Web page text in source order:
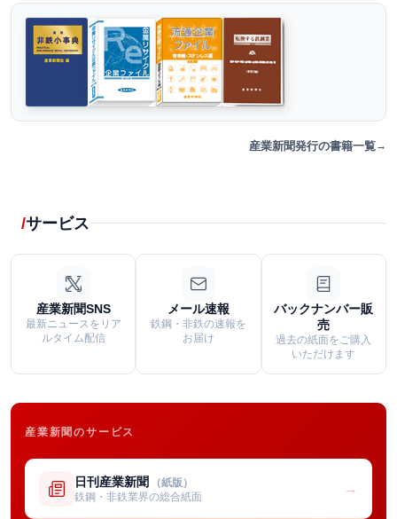
産業新聞発行の書籍一覧
サービス
産業新聞SNS
最新ニュースをリア
ルタイム配信
メール速報
鉄鋼・非鉄の速報を
お届け
バックナンバー販
売
過去の紙面をご購入
いただけます
産業新聞のサービス
日刊産業新聞 （紙版）
鉄鋼・非鉄業界の総合紙面
→